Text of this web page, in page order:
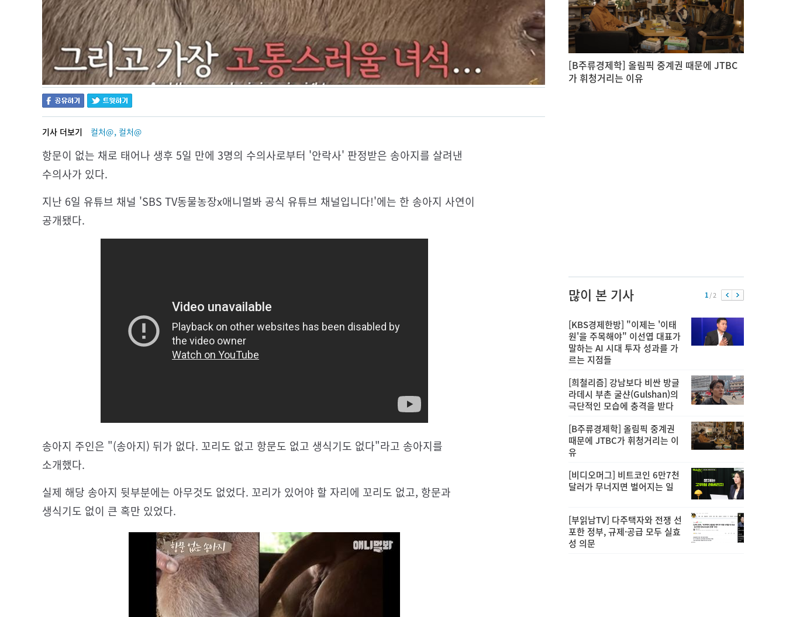
기사 더보기 컬처@, 컬처@
항문이 없는 채로 태어나 생후 5일 만에 3명의 수의사로부터 '안락사' 판정받은 송아지를 살려낸
수의사가 있다.
지난 6일 유튜브 채널 'SBS TV동물농장x애니멀봐 공식 유튜브 채널입니다!'에는 한 송아지 사연이
공개됐다.
송아지 주인은 "(송아지) 뒤가 없다. 꼬리도 없고 항문도 없고 생식기도 없다"라고 송아지를
소개했다.
실제 해당 송아지 뒷부분에는 아무것도 없었다. 꼬리가 있어야 할 자리에 꼬리도 없고, 항문과
생식기도 없이 큰 혹만 있었다.
[B주류경제학] 올림픽 중계권 때문에 JTBC
가 휘청거리는 이유
많이 본 기사 1/ 2
[KBS경제한방] "이제는 '이태
원'을 주목해야" 이선엽 대표가
말하는 AI 시대 투자 성과를 가
르는 지점들
[희철리즘] 강남보다 비싼 방글
라데시 부촌 굴샨(Gulshan)의
극단적인 모습에 충격을 받다
[B주류경제학] 올림픽 중계권
때문에 JTBC가 휘청거리는 이
유
[비디오머그] 비트코인 6만7천
달러가 무너지면 벌어지는 일
[부읽남TV] 다주택자와 전쟁 선
포한 정부, 규제·공급 모두 실효
성 의문